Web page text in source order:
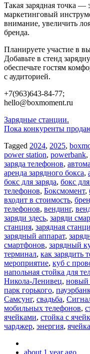
Такая зарядная точка —
маркетинговый
внимание, увеличить
бренда.
Планируете участие в
Добавьте в стенд
обеспечьте гостям
с аудиторией.
+7(963)643-84-77;
hello@boxmoment.ru
Post
navigation
Зарядные станции.
Пока конкуренты
Tagged 2024, 2025,
power station, powerbank,
заряда телефонов,
аренда зарядного бокса,
бокс для заряда, бокс
телефонов, Боксмомент,
входит в стоимость,
телефонов, вендинг,
заряди здесь, заряди
станция, зарядная
зарядный аппарат,
смартфонов, зарядный
терминал, как зарядить
мероприятие, куб с
напольная стойка для
Никола-Ленивец, новый
парк горького,
Самсунг, свадьба,
мобильных телефонов,
ячейками, стойка с
чарджер, энергия, ячейка